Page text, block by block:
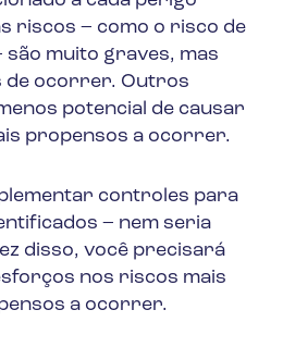
riscos – como o risco de
são muito graves, mas
de ocorrer. Outros
potencial de causar
propensos a ocorrer.
controles para
– nem seria
disso, você precisará
nos riscos mais
a ocorrer.